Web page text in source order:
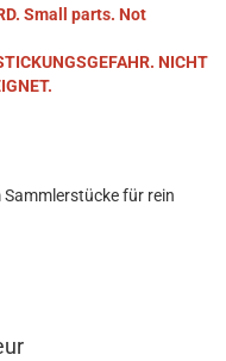
Small parts. Not
NICHT
für rein